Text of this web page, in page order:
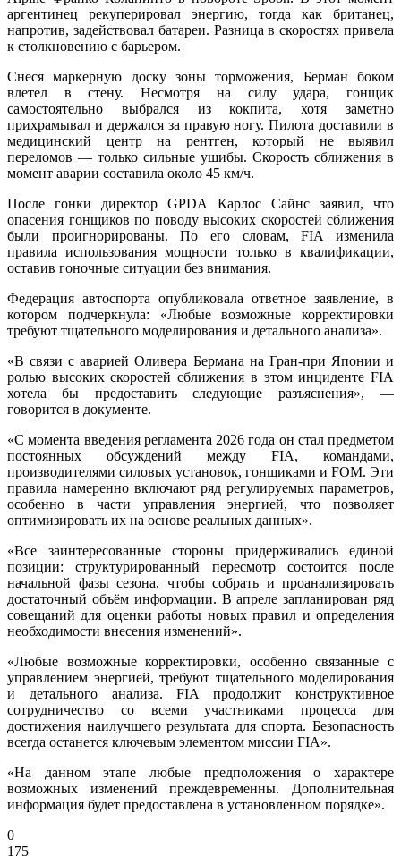
аргентинец рекуперировал энергию, тогда как британец,
напротив, задействовал батареи. Разница в скоростях привела
к столкновению с барьером.
Снеся маркерную доску зоны торможения, Берман боком
влетел в стену. Несмотря на силу удара, гонщик
самостоятельно выбрался из кокпита, хотя заметно
прихрамывал и держался за правую ногу. Пилота доставили в
медицинский центр на рентген, который не выявил
переломов — только сильные ушибы. Скорость сближения в
момент аварии составила около 45 км/ч.
После гонки директор GPDA Карлос Сайнс заявил, что
опасения гонщиков по поводу высоких скоростей сближения
были проигнорированы. По его словам, FIA изменила
правила использования мощности только в квалификации,
оставив гоночные ситуации без внимания.
Федерация автоспорта опубликовала ответное заявление, в
котором подчеркнула: «Любые возможные корректировки
требуют тщательного моделирования и детального анализа».
«В связи с аварией Оливера Бермана на Гран-при Японии и
ролью высоких скоростей сближения в этом инциденте FIA
хотела бы предоставить следующие разъяснения», —
говорится в документе.
«С момента введения регламента 2026 года он стал предметом
постоянных обсуждений между FIA, командами,
производителями силовых установок, гонщиками и FOM. Эти
правила намеренно включают ряд регулируемых параметров,
особенно в части управления энергией, что позволяет
оптимизировать их на основе реальных данных».
«Все заинтересованные стороны придерживались единой
позиции: структурированный пересмотр состоится после
начальной фазы сезона, чтобы собрать и проанализировать
достаточный объём информации. В апреле запланирован ряд
совещаний для оценки работы новых правил и определения
необходимости внесения изменений».
«Любые возможные корректировки, особенно связанные с
управлением энергией, требуют тщательного моделирования
и детального анализа. FIA продолжит конструктивное
сотрудничество со всеми участниками процесса для
достижения наилучшего результата для спорта. Безопасность
всегда останется ключевым элементом миссии FIA».
«На данном этапе любые предположения о характере
возможных изменений преждевременны. Дополнительная
информация будет предоставлена в установленном порядке».
0
175